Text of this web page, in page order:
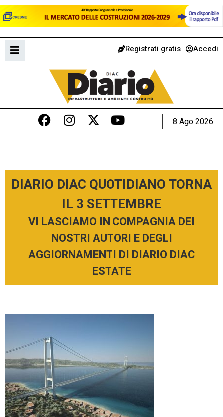
Registrati gratis Accedi
8 Ago 2026
DIARIO DIAC QUOTIDIANO TORNA
IL 3 SETTEMBRE
VI LASCIAMO IN COMPAGNIA DEI
NOSTRI AUTORI E DEGLI
AGGIORNAMENTI DI DIARIO DIAC
ESTATE